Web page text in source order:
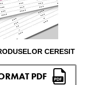
CERESIT
PDF